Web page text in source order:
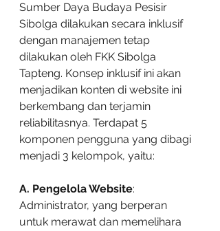
Sumber Daya Budaya Pesisir
Sibolga dilakukan secara inklusif
dengan manajemen tetap
dilakukan oleh FKK Sibolga
Tapteng. Konsep inklusif ini akan
menjadikan konten di website ini
berkembang dan terjamin
reliabilitasnya. Terdapat 5
komponen pengguna yang dibagi
menjadi 3 kelompok, yaitu:
A. Pengelola Website:
Administrator, yang berperan
untuk merawat dan memelihara